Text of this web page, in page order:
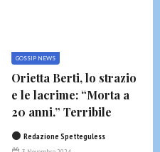
GOSSIP NEWS
Orietta Berti, lo strazio
e le lacrime: “Morta a
20 anni.” Terribile
Redazione Spetteguless